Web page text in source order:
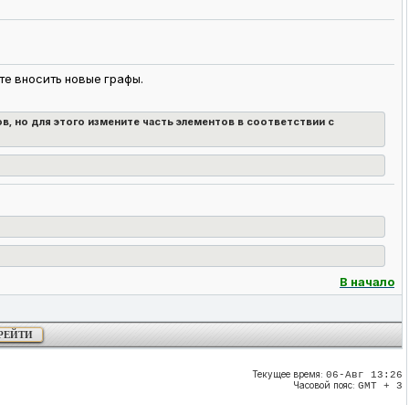
вносить новые графы.
для этого измените часть элементов в соответствии с
В начало
Текущее время: 06-Авг 13:26
Часовой пояс: GMT + 3